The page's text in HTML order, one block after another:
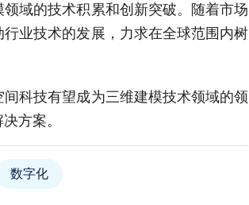
域的技术积累和创新突破。随着市场
业技术的发展，力求在全球范围内树
科技有望成为三维建模技术领域的领
方案。
数字化